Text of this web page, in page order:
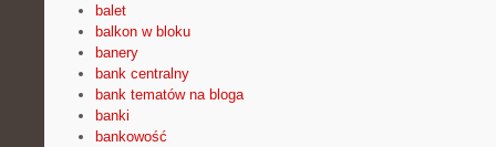
balet
balkon w bloku
banery
bank centralny
bank tematów na bloga
banki
bankowość